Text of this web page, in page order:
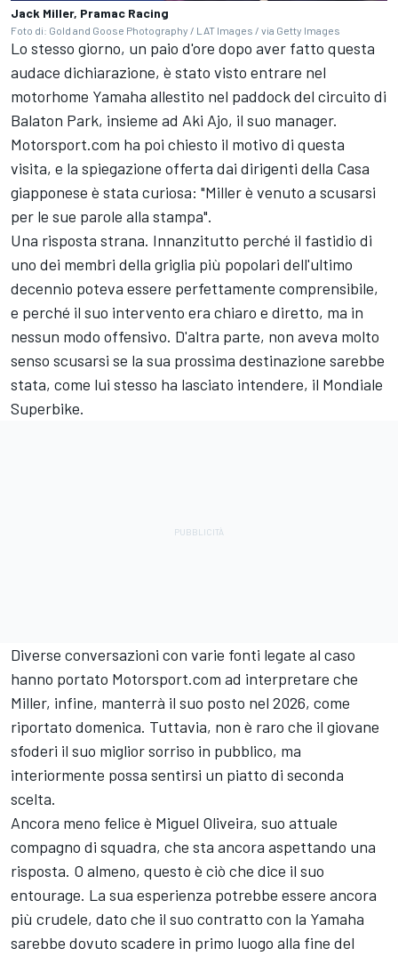
Jack Miller, Pramac Racing
Foto di: Gold and Goose Photography / LAT Images / via Getty Images
Lo stesso giorno, un paio d'ore dopo aver fatto questa
audace dichiarazione, è stato visto entrare nel
motorhome Yamaha allestito nel paddock del circuito di
Balaton Park, insieme ad Aki Ajo, il suo manager.
Motorsport.com ha poi chiesto il motivo di questa
visita, e la spiegazione offerta dai dirigenti della Casa
giapponese è stata curiosa: "Miller è venuto a scusarsi
per le sue parole alla stampa".
Una risposta strana. Innanzitutto perché il fastidio di
uno dei membri della griglia più popolari dell'ultimo
decennio poteva essere perfettamente comprensibile,
e perché il suo intervento era chiaro e diretto, ma in
nessun modo offensivo. D'altra parte, non aveva molto
senso scusarsi se la sua prossima destinazione sarebbe
stata, come lui stesso ha lasciato intendere, il Mondiale
Superbike.
Diverse conversazioni con varie fonti legate al caso
hanno portato Motorsport.com ad interpretare che
Miller, infine, manterrà il suo posto nel 2026, come
riportato domenica. Tuttavia, non è raro che il giovane
sfoderi il suo miglior sorriso in pubblico, ma
interiormente possa sentirsi un piatto di seconda
scelta.
Ancora meno felice è Miguel Oliveira, suo attuale
compagno di squadra, che sta ancora aspettando una
risposta. O almeno, questo è ciò che dice il suo
entourage. La sua esperienza potrebbe essere ancora
più crudele, dato che il suo contratto con la Yamaha
sarebbe dovuto scadere in primo luogo alla fine del